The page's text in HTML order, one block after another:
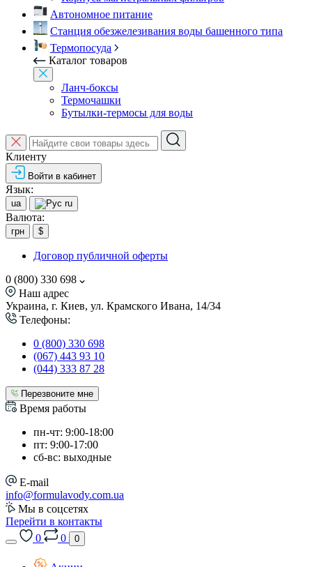
Автономное питание
Станция обезжелезивания воды башенного типа
Термопосуда
Каталог товаров
Ланч-боксы
Термочашки
Бутылки-термосы для воды
Клиенту
Войти в кабинет
Язык:
ua ru
Валюта:
грн $
Договор публичной оферты
0 (800) 330 698
Наш адрес
Украина, г. Киев, ул. Крамского Ивана, 14/34
Телефоны:
0 (800) 330 698
(067) 443 93 10
(044) 333 87 28
Перезвоните мне
Время работы
пн-чт: 9:00-18:00
пт: 9:00-17:00
сб-вс: выходные
E-mail
info@formulavody.com.ua
Мы в соцсетях
Перейти в контакты
0
0 0